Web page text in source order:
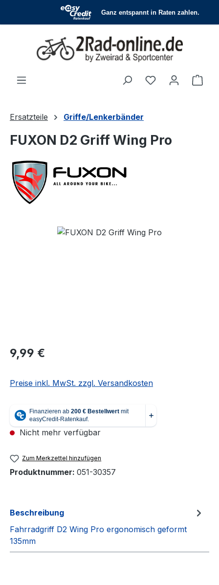
Zum Hauptinhalt springen
Du hast 0
Ersatzteile Griffe/Lenkerbänder
FUXON D2 Griff Wing Pro
Regulärer Preis:
9,99 €
Preise inkl. MwSt. zzgl. Versandkosten
Nicht mehr verfügbar
Zum Merkzettel hinzufügen
Produktnummer: 051-30357
Beschreibung
Fahrradgriff D2 Wing Pro ergonomisch geformt
135mm